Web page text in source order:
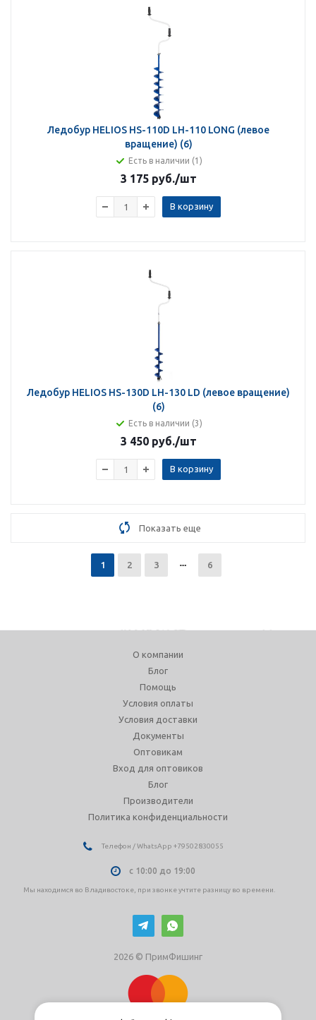
Ледобур HELIOS HS-110D LH-110 LONG (левое
вращение) (6)
Есть в наличии (1)
3 175 руб./шт
В корзину
Ледобур HELIOS HS-130D LH-130 LD (левое вращение)
(6)
Есть в наличии (3)
3 450 руб./шт
В корзину
Показать еще
1 2 3 6
О компании
Блог
Помощь
Условия оплаты
Условия доставки
Документы
Оптовикам
Вход для оптовиков
Блог
Производители
Политика конфиденциальности
Телефон / WhatsApp +79502830055
с 10:00 до 19:00
Мы находимся во Владивостоке, при звонке учтите разницу во времени.
2026 © ПримФишинг